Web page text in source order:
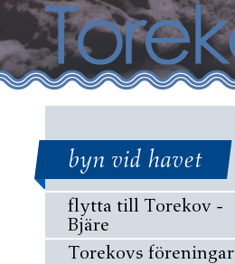
byn vid havet
flytta till Torekov -
Bjäre
Torekovs föreningar